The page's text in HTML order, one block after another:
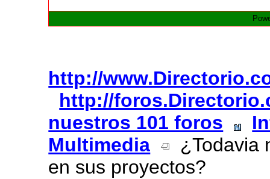
http://
http://
nuestros 101 foros
Multimedia
¿Todavia
en sus proyectos?